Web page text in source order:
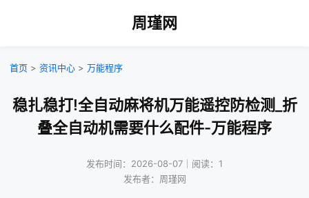
周瑾网
首页 > 资讯中心 > 万能程序
稳扎稳打!全自动麻将机万能遥控防检测_折
叠全自动机需要什么配件-万能程序
发布时间：2026-08-07｜阅读：1
发布者：周瑾网